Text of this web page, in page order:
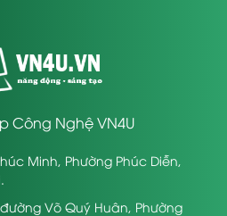
Công Nghệ VN4U
Minh, Phường Phúc Diễn,
Võ Quý Huân, Phường